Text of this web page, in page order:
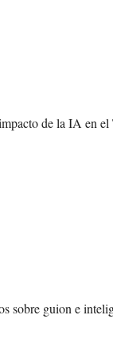
de la IA en
sobre guion e